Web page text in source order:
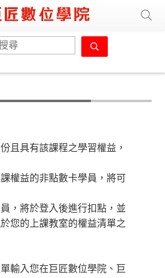
且具有該課程之學習權益，
權益的非點數卡學員，將可
，將於登入後進行扣點，並
您的上課教室的權益清單之
輸入您在巨匠數位學院、巨